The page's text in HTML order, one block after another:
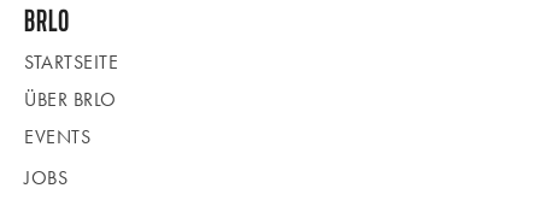
BRLO
STARTSEITE
ÜBER BRLO
EVENTS
JOBS